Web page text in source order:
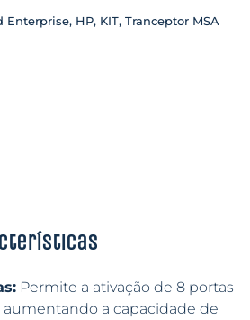
Enterprise, HP, KIT, Tranceptor MSA
Permite a ativação de 8 portas
aumentando a capacidade de